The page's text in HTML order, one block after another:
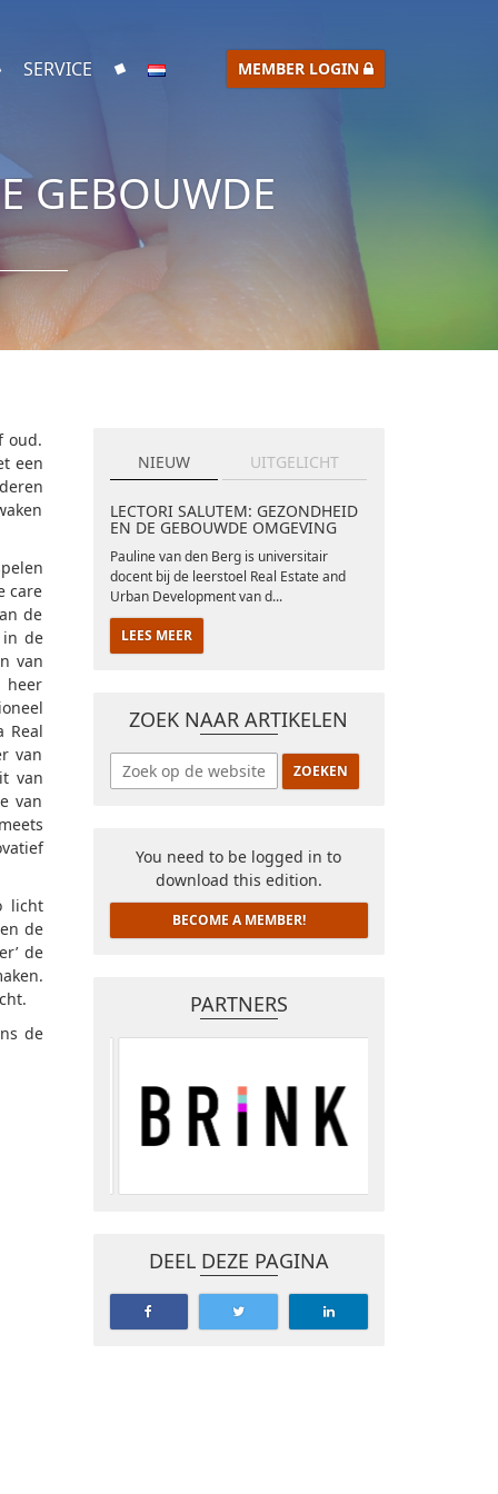
SERVICE MEMBER LOGIN
GEBOUWDE
oud.
een
care
de
in de
van
heer
Real
van
van
van
licht
de
de
de
NIEUW UITGELICHT
LECTORI SALUTEM: GEZONDHEID
EN DE GEBOUWDE OMGEVING
Pauline van den Berg is universitair
docent bij de leerstoel Real Estate and
Urban Development van d...
LEES MEER
ZOEK NAAR ARTIKELEN
You need to be logged in to
download this edition.
BECOME A MEMBER!
PARTNERS
DEEL DEZE PAGINA